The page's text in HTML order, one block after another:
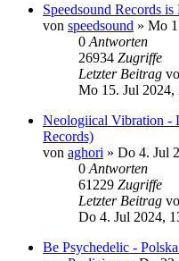
Speedsound Records
von speedsound » Mo
0 Antworten
26934 Zugriffe
Letzter Beitrag
Mo 15. Jul 2024,
Neologiical Vibration -
Records)
von aghori » Do 4. Jul
0 Antworten
61229 Zugriffe
Letzter Beitrag
Do 4. Jul 2024,
Be Psychedelic -